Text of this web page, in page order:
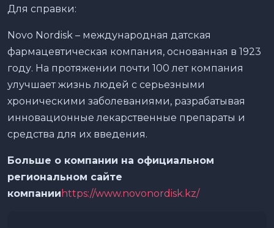
Для справки:
Novo Nordisk – международная датская
фармацевтическая компания, основанная в 1923
году. На протяжении почти 100 лет компания
улучшает жизнь людей с серьезными
хроническими заболеваниями, разрабатывая
инновационные лекарственные препараты и
средства для их введения.
Больше о компании на официальном
региональном сайте
компании https://www.novonordisk.kz/